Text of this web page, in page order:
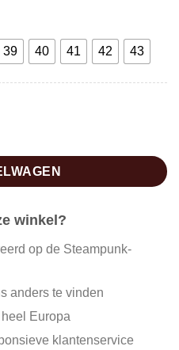
39 40 41 42 43
winkel?
op de Steampunk-
anders te vinden
Europa
klantenservice